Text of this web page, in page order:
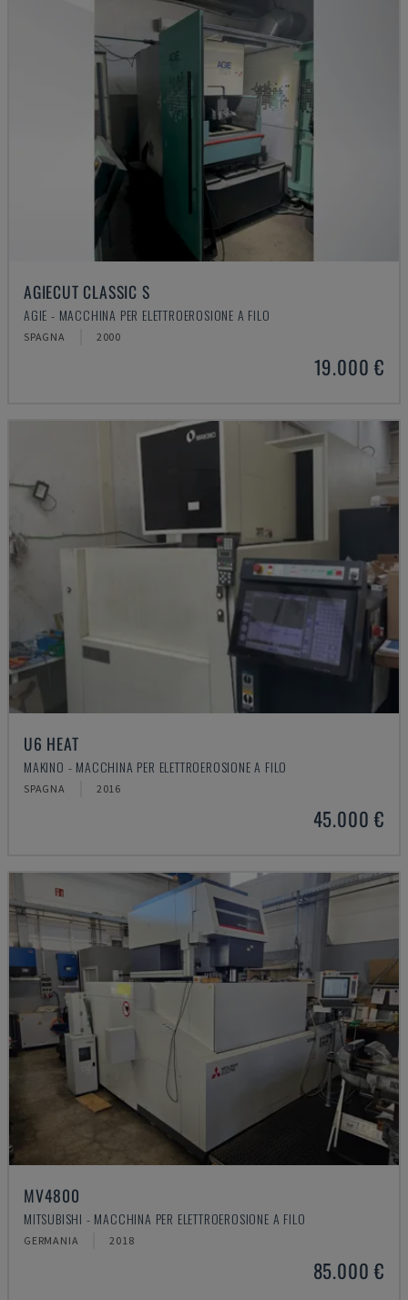
AGIECUT CLASSIC S
AGIE - MACCHINA PER ELETTROEROSIONE A FILO
SPAGNA 2000
19.000 €
U6 HEAT
MAKINO - MACCHINA PER ELETTROEROSIONE A FILO
SPAGNA 2016
45.000 €
MV4800
MITSUBISHI - MACCHINA PER ELETTROEROSIONE A FILO
GERMANIA 2018
85.000 €